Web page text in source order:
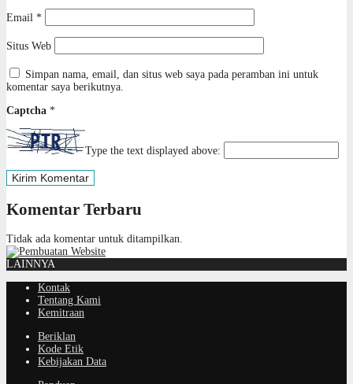
Email *
Situs Web
Simpan nama, email, dan situs web saya pada peramban ini untuk
komentar saya berikutnya.
Captcha *
Type the text displayed above:
Komentar Terbaru
Tidak ada komentar untuk ditampilkan.
LAINNYA
Kontak
Tentang Kami
Kemitraan
Beriklan
Kode Etik
Kebijakan Data